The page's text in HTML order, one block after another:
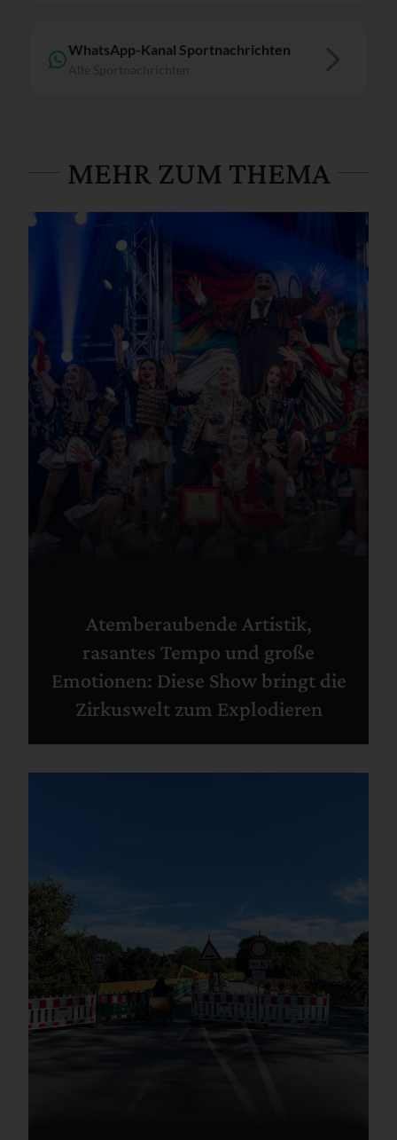
WhatsApp-Kanal Sportnachrichten
MEHR ZUM THEMA
Atemberaubende Artistik,
rasantes Tempo und große
Emotionen: Diese Show bringt die
Zirkuswelt zum Explodieren